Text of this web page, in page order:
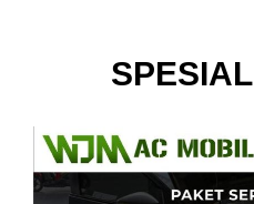
SPESIAL